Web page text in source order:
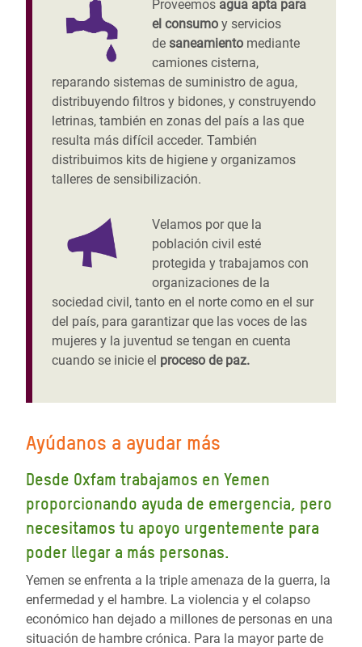
Proveemos agua apta para
el consumo y servicios
de saneamiento mediante
camiones cisterna,
reparando sistemas de suministro de agua,
distribuyendo filtros y bidones, y construyendo
letrinas, también en zonas del país a las que
resulta más difícil acceder. También
distribuimos kits de higiene y organizamos
talleres de sensibilización.
Velamos por que la
población civil esté
protegida y trabajamos con
organizaciones de la
sociedad civil, tanto en el norte como en el sur
del país, para garantizar que las voces de las
mujeres y la juventud se tengan en cuenta
cuando se inicie el proceso de paz.
Ayúdanos a ayudar más
Desde Oxfam trabajamos en Yemen
proporcionando ayuda de emergencia, pero
necesitamos tu apoyo urgentemente para
poder llegar a más personas.
Yemen se enfrenta a la triple amenaza de la guerra, la
enfermedad y el hambre. La violencia y el colapso
económico han dejado a millones de personas en una
situación de hambre crónica. Para la mayor parte de